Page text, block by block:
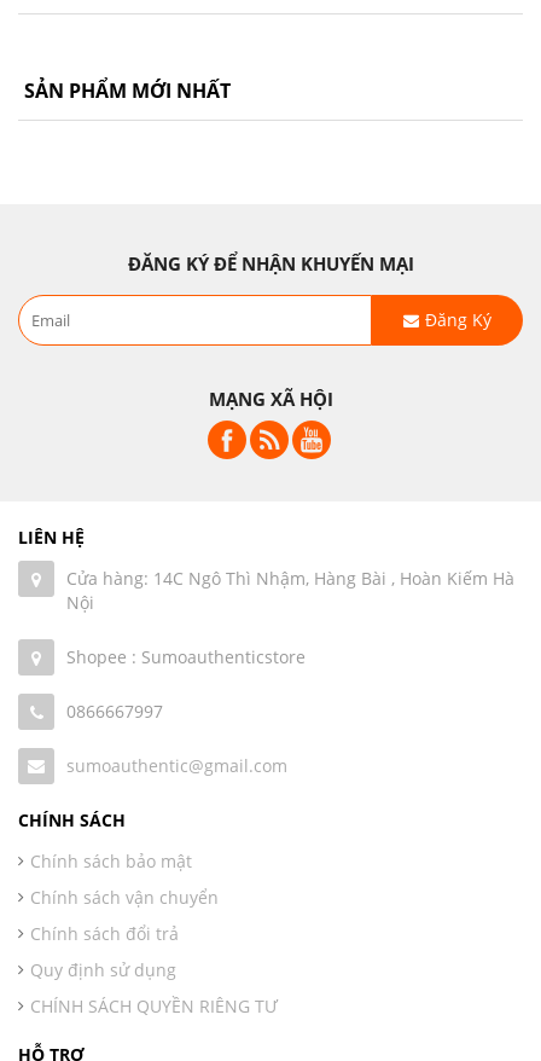
SẢN PHẨM MỚI NHẤT
ĐĂNG KÝ ĐỂ NHẬN KHUYẾN MẠI
Đăng Ký
MẠNG XÃ HỘI
LIÊN HỆ
Cửa hàng: 14C Ngô Thì Nhậm, Hàng Bài , Hoàn Kiếm Hà
Nội
Shopee : Sumoauthenticstore
0866667997
sumoauthentic@gmail.com
CHÍNH SÁCH
Chính sách bảo mật
Chính sách vận chuyển
Chính sách đổi trả
Quy định sử dụng
CHÍNH SÁCH QUYỀN RIÊNG TƯ
HỖ TRỢ